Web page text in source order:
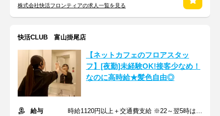
株式会社快活フロンティアの求人一覧を見る
快活CLUB 富山掛尾店
【ネットカフェのフロアスタッ
フ】[夜勤]未経験OK!接客少なめ！
なのに高時給★髪色自由◎
給与
時給1120円以上＋交通費支給 ※22～翌5時は時給1400円